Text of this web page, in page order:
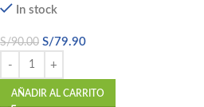
In stock
S/90.00 S/79.90
AÑADIR AL CARRITO